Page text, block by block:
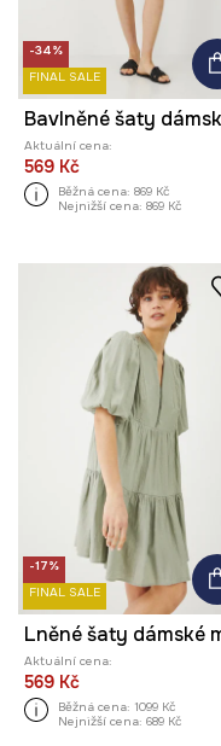
-34%
FINAL SALE
Aktuální cena:
569 Kč
Běžná cena: 869 Kč
Nejnižší cena: 869 Kč
-17%
FINAL SALE
Aktuální cena:
569 Kč
Běžná cena: 1099 Kč
Nejnižší cena: 689 Kč